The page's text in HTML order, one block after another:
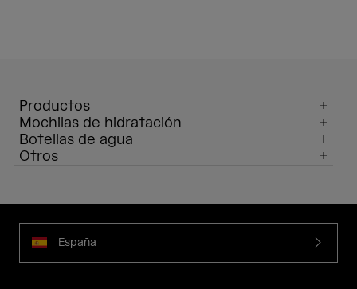
Productos
Mochilas de hidratación
Botellas de agua
Otros
España